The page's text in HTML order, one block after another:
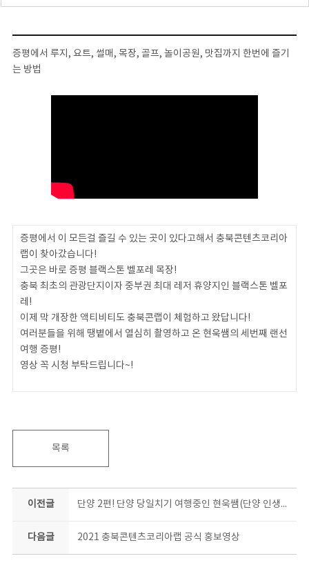
증평에서 루지, 요트, 썰매, 목장, 골프, 놀이공원, 맛집까지 한번에 즐기
는 방법
증평에서 이 모든걸 즐길 수 있는 곳이 있다고해서 충북콘텐츠코리아
랩이 찾아갔습니다!
그곳은 바로 증평 블랙스톤 벨포레 목장!
충북 최초의 관광단지이자 중부권 최대 레저 휴양지인 블랙스톤 벨포
레!
이제 막 개장한 액티비티도 충북콘랩이 체험하고 왔답니다!
여러분들을 위해 땡볕에서 열심히 촬영하고 온 현욱쌤의 세번째 랜선
여행 증평!
영상 꼭 시청 부탁드립니다~!
03:42 사계절 썰매장
04:56 남도예담 떡갈비 맛집
07:36 마리나 클럽-제트보트
11:34 벨포레 목장 양몰이 공연
목록
이전글 단양 2편! 단양 당일치기 여행중인 현욱쌤(단양 인생샷 장소부터 먹방까지!)
다음글 2021 충북콘텐츠코리아랩 공식 홍보영상